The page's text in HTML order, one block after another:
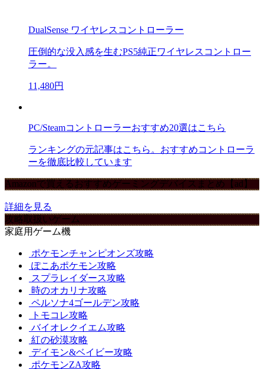
DualSense ワイヤレスコントローラー
圧倒的な没入感を生むPS5純正ワイヤレスコントロー
ラー。
11,480円
PC/Steamコントローラーおすすめ20選はこちら
ランキングの元記事はこちら。おすすめコントローラ
ーを徹底比較しています
Amazonで買えるおすすめゲーミングデバイスまとめ【ad】
詳細を見る
攻略取扱いゲーム
家庭用ゲーム機
ポケモンチャンピオンズ攻略
ぽこあポケモン攻略
スプラレイダース攻略
時のオカリナ攻略
ペルソナ4ゴールデン攻略
トモコレ攻略
バイオレクイエム攻略
紅の砂漠攻略
デイモン&ベイビー攻略
ポケモンZA攻略